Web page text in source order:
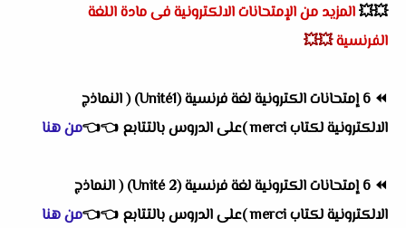
💥💥المزيد من الإمتحانات الالكترونية فى مادة اللغة
الفرنسية💥💥
⏪
6 إمتحانات الكترونية لغة فرنسية (Unité1) ( النماذج
الالكترونية لكتاب merci )على الدروس بالتتابع
👈
👈من هنا
⏪
6 إمتحانات الكترونية لغة فرنسية (Unité 2) ( النماذج
الالكترونية لكتاب merci )على الدروس بالتتابع
👈
👈من هنا